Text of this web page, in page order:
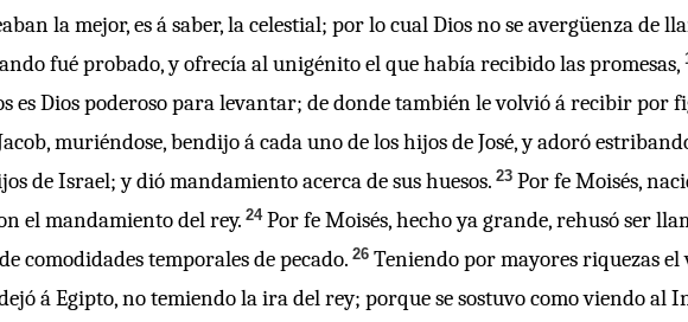
la mejor, es á saber, la celestial; por lo cual Dios no se avergüenza de
fué probado, y ofrecía al unigénito el que había recibido las promesas,
es Dios poderoso para levantar; de donde también le volvió á recibir por
muriéndose, bendijo á cada uno de los hijos de José, y adoró
de Israel; y dió mandamiento acerca de sus huesos. 23 Por fe Moisés,
el mandamiento del rey. 24 Por fe Moisés, hecho ya grande, rehusó ser
comodidades temporales de pecado. 26 Teniendo por mayores riquezas el
á Egipto, no temiendo la ira del rey; porque se sostuvo como viendo al